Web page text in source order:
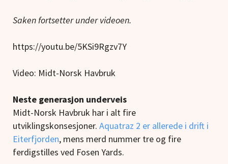
Saken fortsetter under videoen.
https://youtu.be/5KSi9Rgzv7Y
Video: Midt-Norsk Havbruk
Neste generasjon underveis
Midt-Norsk Havbruk har i alt fire
utviklingskonsesjoner. Aquatraz 2 er allerede i drift i
Eiterfjorden, mens merd nummer tre og fire
ferdigstilles ved Fosen Yards.